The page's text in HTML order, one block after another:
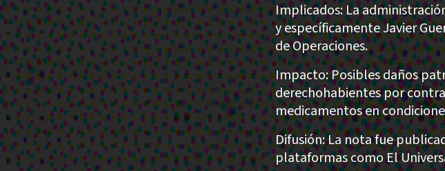
Implicados: La
y específicamente Javier
de Operaciones.
Impacto: Posibles daños
derechohabientes por
medicamentos en
Difusión: La nota fue
plataformas como El